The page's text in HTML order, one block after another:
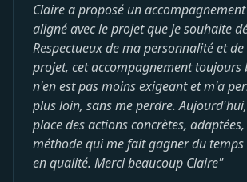
Claire a proposé un
aligné avec le projet que je souhaite
Respectueux de ma personnalité et
projet, cet accompagnement toujours
n'en est pas moins exigeant et m'a
plus loin, sans me perdre.
place des actions concrètes,
méthode qui me fait gagner du temps
en qualité. Merci beaucoup Claire"